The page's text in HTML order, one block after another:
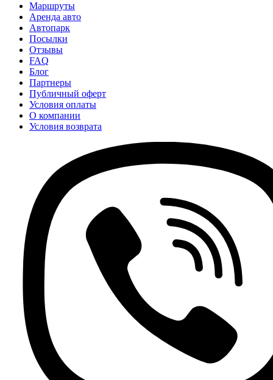
Маршруты
Аренда авто
Автопарк
Посылки
Отзывы
FAQ
Блог
Партнеры
Публичный оферт
Условия оплаты
О компании
Условия возврата